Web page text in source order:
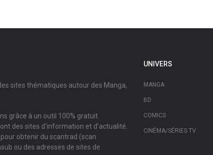
sites thématiques autour des Manga,
grâce à un outil 100% gratuit.
des sites d'information et d'actualité.
obtenir du scantrad (scan
ou des adresses de sites de
UNIVERS
MANGA
BD
COMICS
CINÉMA/SÉRIES TV